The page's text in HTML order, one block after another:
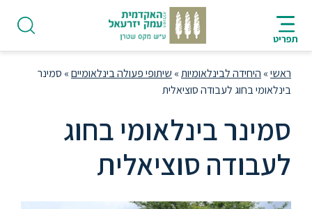
לתוכן
מרכזי
העמוד
תפריט
HE
ראשי» היחידה לבינלאומיות» שיתופי פעולה בינלאומיים» סמינר
בינלאומי בחוג לעבודה סוציאלית
סמינר בינלאומי בחוג
לעבודה סוציאלית